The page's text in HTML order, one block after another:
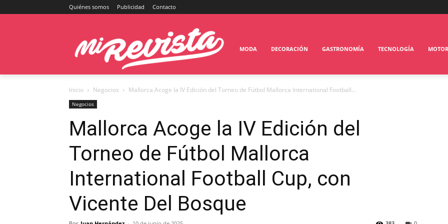
Quiénes somos Publicidad Contacto
MODA DECORACIÓN GASTRONOMÍA TECNOLOGÍA MOTOR
Inicio Negocios Mallorca Acoge la IV Edición del Torneo de Fútbol Mallorca International Football...
Negocios
Mallorca Acoge la IV Edición del
Torneo de Fútbol Mallorca
International Football Cup, con
Vicente Del Bosque